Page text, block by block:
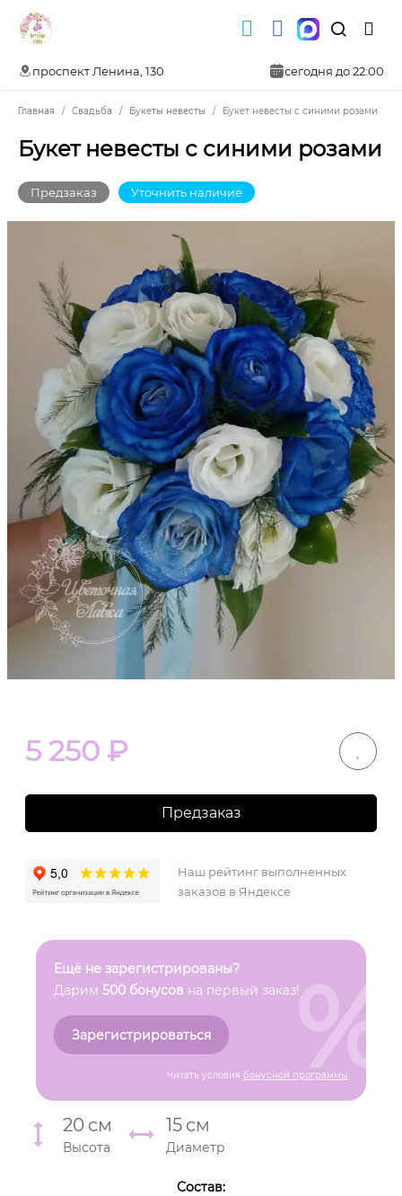
проспект Ленина, 130 сегодня до 22:00
Главная Свадьба Букеты невесты Букет невесты с синими розами
Букет невесты с синими розами
Предзаказ Уточнить наличие
5 250 ₽
Предзаказ
Наш рейтинг выполненных
заказов в Яндексе
Ещё не зарегистрированы?
Дарим 500 бонусов на первый заказ!
Зарегистрироваться
Читать условия бонусной программы
%
20 см
Высота
15 см
Диаметр
Состав: